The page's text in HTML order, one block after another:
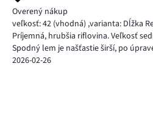
Overený nákup
veľkosť: 42 (vhodná) ,varianta: Dĺžka
Príjemná, hrubšia riflovina. Veľkosť
Spodný lem je našťastie širší, po
2026-02-26